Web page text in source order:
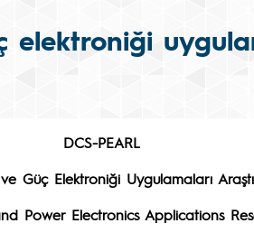
elektroniği
DCS-PEARL
Güç Elektroniği Uygulamaları
Power Electronics Applications